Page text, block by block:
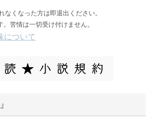
なくなった方は即退出ください。
。苦情は一切受け付けません。
について